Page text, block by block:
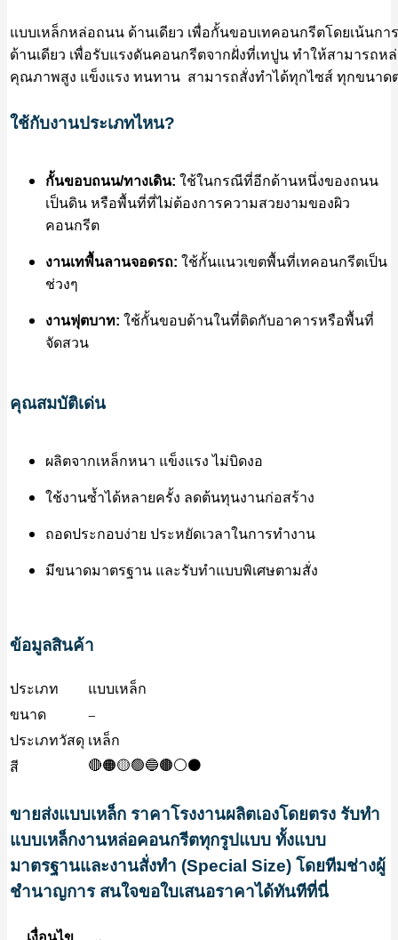
แบบเหล็กหล่อถนน ด้านเดียว เพื่อกั้นขอบเทคอนกรีตโดยเน้นกา
ด้านเดียว เพื่อรับแรงดันคอนกรีตจากฝั่งที่เทปูน ทำให้สามารถ
คุณภาพสูง แข็งแรง ทนทาน สามารถสั่งทำได้ทุกไซส์ ทุกขนา
ใช้กับงานประเภทไหน?
กั้นขอบถนน/ทางเดิน: ใช้ในกรณีที่อีกด้านหนึ่งของถนน
เป็นดิน หรือพื้นที่ที่ไม่ต้องการความสวยงามของผิว
คอนกรีต
งานเทพื้นลานจอดรถ: ใช้กั้นแนวเขตพื้นที่เทคอนกรีตเป็น
ช่วงๆ
งานฟุตบาท: ใช้กั้นขอบด้านในที่ติดกับอาคารหรือพื้นที่
จัดสวน
คุณสมบัติเด่น
ผลิตจากเหล็กหนา แข็งแรง ไม่บิดงอ
ใช้งานซ้ำได้หลายครั้ง ลดต้นทุนงานก่อสร้าง
ถอดประกอบง่าย ประหยัดเวลาในการทำงาน
มีขนาดมาตรฐาน และรับทำแบบพิเศษตามสั่ง
ข้อมูลสินค้า
ประเภท
แบบเหล็ก
ขนาด
–
ประเภทวัสดุ เหล็ก
สี
🔴🟠🟡🟢🔵🟤⚪⚫
ขายส่งแบบเหล็ก ราคาโรงงานผลิตเองโดยตรง รับทำ
แบบเหล็กงานหล่อคอนกรีตทุกรูปแบบ ทั้งแบบ
มาตรฐานและงานสั่งทำ (Special Size) โดยทีมช่างผู้
ชำนาญการ สนใจขอใบเสนอราคาได้ทันทีที่นี่
เงื่อนไข